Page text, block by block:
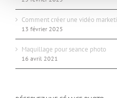
Comment créer une vidéo
13 février 2025
Maquillage pour seance photo
16 avril 2021